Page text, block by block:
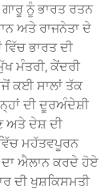
ਗਾਰੂ ਨੂੰ ਭਾਰਤ ਰਤਨ
ਅਤੇ ਰਾਜਨੇਤਾ ਦੇ
ਭਾਰਤ ਦੀ
ਮੰਤਰੀ, ਕੇਂਦਰੀ
ਕਈ ਸਾਲਾਂ ਤੱਕ
ਦੀ ਦੂਰਅੰਦੇਸ਼ੀ
ਅਤੇ ਦੇਸ਼ ਦੀ
ਮਹੱਤਵਪੂਰਨ
ਦਾ ਐਲਾਨ ਕਰਦੇ ਹੋਏ
ਦੀ ਖੁਸ਼ਕਿਸਮਤੀ